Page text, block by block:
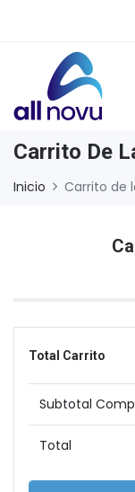
Carrito De
Inicio Carrito de
Total Carrito
Subtotal
Total